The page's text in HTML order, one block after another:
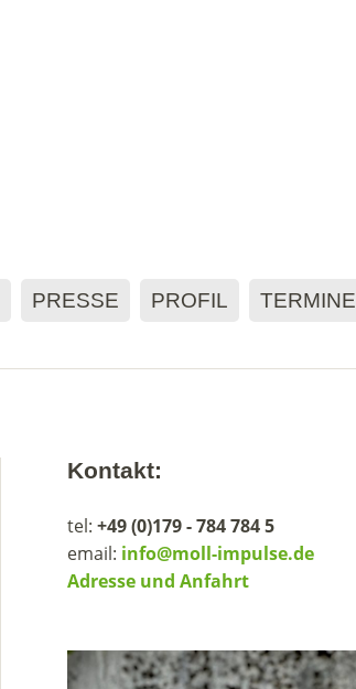
PRESSE PROFIL TERMINE
Kontakt:
tel: +49 (0)179 - 784 784 5
email: info@moll-impulse.de
Adresse und Anfahrt